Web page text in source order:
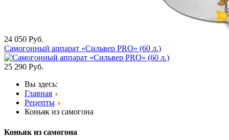
24 050 Руб.
Самогонный аппарат «Сильвер PRO» (60 л.)
25 290 Руб.
Вы здесь:
Главная
Рецепты
Коньяк из самогона
Коньяк из самогона